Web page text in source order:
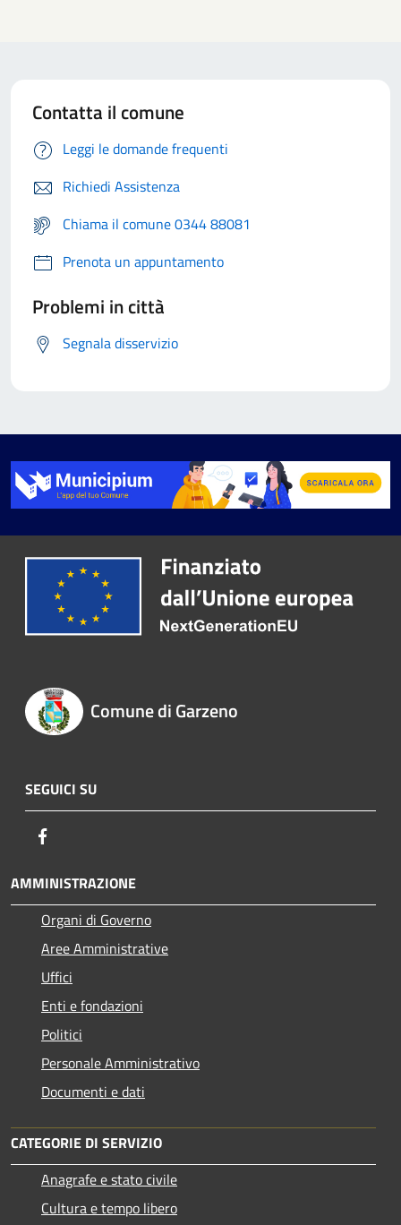
Contatta il comune
Leggi le domande frequenti
Richiedi Assistenza
Chiama il comune 0344 88081
Prenota un appuntamento
Problemi in città
Segnala disservizio
Comune di Garzeno
SEGUICI SU
AMMINISTRAZIONE
Organi di Governo
Aree Amministrative
Uffici
Enti e fondazioni
Politici
Personale Amministrativo
Documenti e dati
CATEGORIE DI SERVIZIO
Anagrafe e stato civile
Cultura e tempo libero